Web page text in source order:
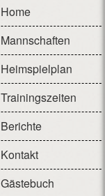
Home
Mannschaften
Heimspielplan
Trainingszeiten
Berichte
Kontakt
Gästebuch